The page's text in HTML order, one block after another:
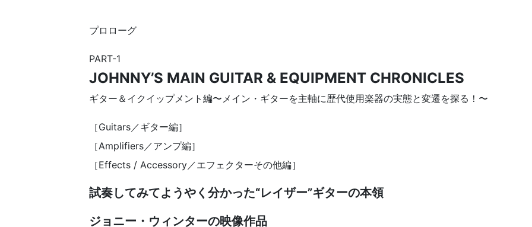
プロローグ
PART-1
JOHNNY’S MAIN GUITAR & EQUIPMENT CHRONICLES
ギター＆イクイップメント編〜メイン・ギターを主軸に歴代使用楽器の実態と変遷を探る！〜
［Guitars／ギター編］
［Amplifiers／アンプ編］
［Effects / Accessory／エフェクターその他編］
試奏してみてようやく分かった“レイザー”ギターの本領
ジョニー・ウィンターの映像作品